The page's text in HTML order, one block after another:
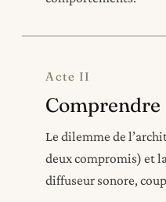
Acte II
Comprendre
Le dilemme de
deux compromis) et
diffuseur sonore,